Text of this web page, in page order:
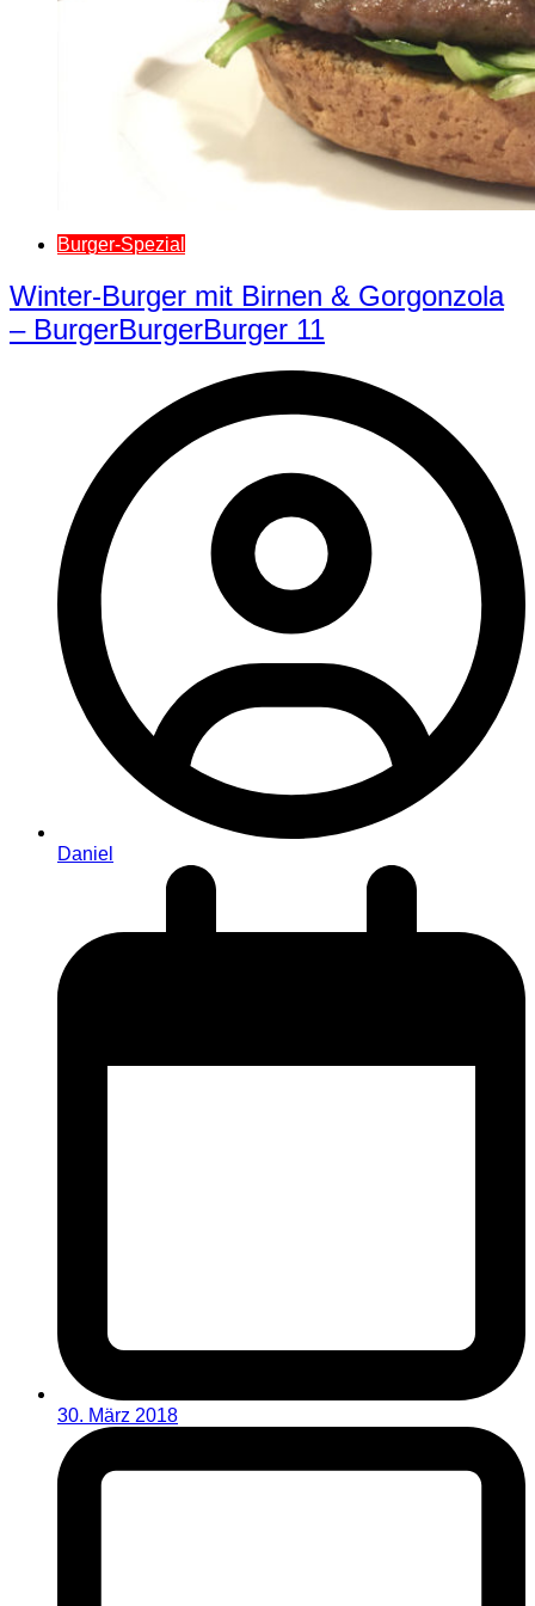
Burger-Spezial
Winter-Burger mit Birnen & Gorgonzola
– BurgerBurgerBurger 11
Daniel
30. März 2018